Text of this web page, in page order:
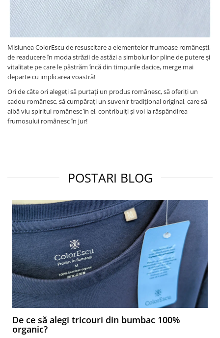
Misiunea ColorEscu de resuscitare a elementelor frumoase românești,
de readucere în moda străzii de astăzi a simbolurilor pline de putere și
vitalitate pe care le păstrăm încă din timpurile dacice, merge mai
departe cu implicarea voastră!
Ori de câte ori alegeți să purtați un produs românesc, să oferiți un
cadou românesc, să cumpărați un suvenir tradițional original, care să
aibă viu spiritul românesc în el, contribuiți și voi la răspândirea
frumosului românesc în jur!
POSTARI BLOG
De ce să alegi tricouri din bumbac 100%
organic?